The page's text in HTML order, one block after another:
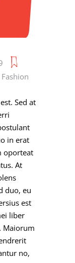
Fashion
Sed at
in erat
oporteat
At
duo, eu
est
liber
Maiorum
no,